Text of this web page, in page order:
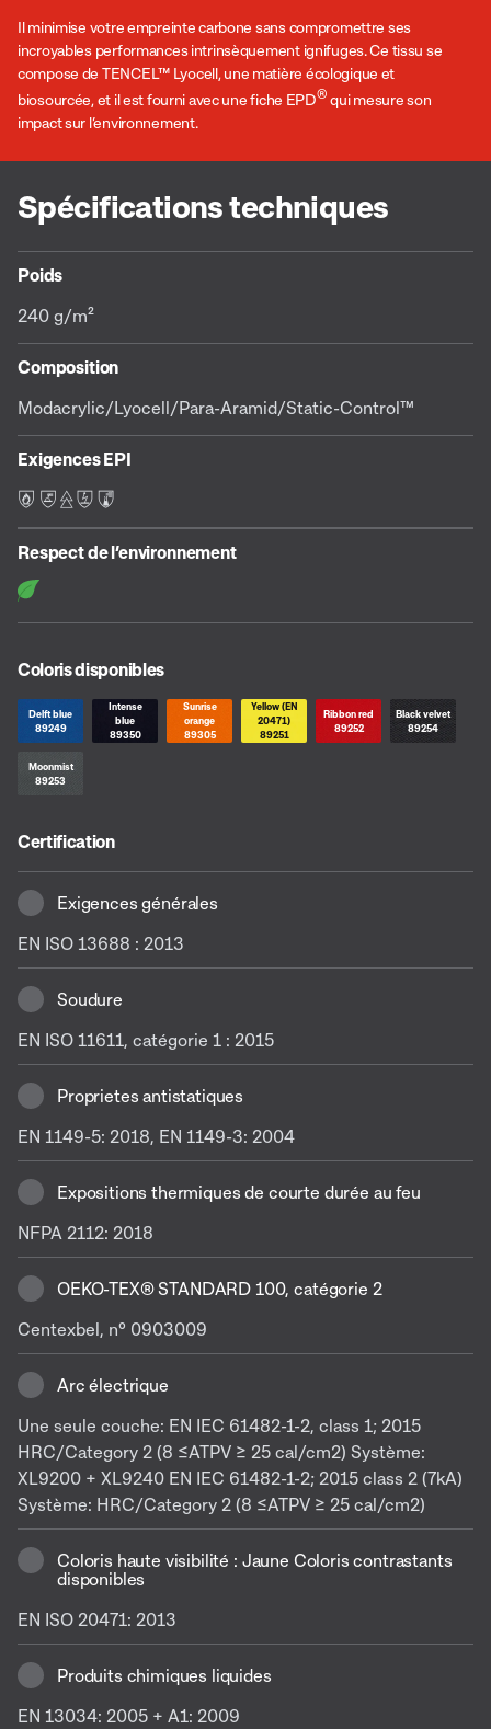
Il minimise votre empreinte carbone sans compromettre ses
incroyables performances intrinsèquement ignifuges. Ce tissu se
compose de TENCEL™ Lyocell, une matière écologique et
biosourcée, et il est fourni avec une fiche EPD® qui mesure son
impact sur l’environnement.
Spécifications techniques
Poids
240 g/m²
Composition
Modacrylic/Lyocell/Para-Aramid/Static-Control™
Exigences EPI
F L E S C
Respect de l’environnement
Coloris disponibles
Delft blue
89249
Intense
blue
89350
Sunrise
orange
89305
Yellow (EN
20471)
89251
Ribbon red
89252
Black velvet
89254
Moonmist
89253
Certification
Exigences générales
EN ISO 13688 : 2013
Soudure
EN ISO 11611, catégorie 1 : 2015
Proprietes antistatiques
EN 1149-5: 2018, EN 1149-3: 2004
Expositions thermiques de courte durée au feu
NFPA 2112: 2018
OEKO-TEX® STANDARD 100, catégorie 2
Centexbel, n° 0903009
Arc électrique
Une seule couche: EN IEC 61482-1-2, class 1; 2015
HRC/Category 2 (8 ≤ATPV ≥ 25 cal/cm2) Système:
XL9200 + XL9240 EN IEC 61482-1-2; 2015 class 2 (7kA)
Système: HRC/Category 2 (8 ≤ATPV ≥ 25 cal/cm2)
Coloris haute visibilité : Jaune Coloris contrastants
disponibles
EN ISO 20471: 2013
Produits chimiques liquides
EN 13034: 2005 + A1: 2009